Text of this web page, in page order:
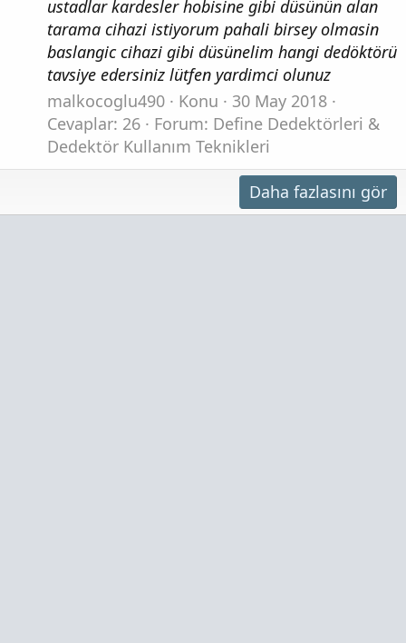
ustadlar kardesler hobisine gibi düsünün alan
tarama cihazi istiyorum pahali birsey olmasin
baslangic cihazi gibi düsünelim hangi dedöktörü
tavsiye edersiniz lütfen yardimci olunuz
malkocoglu490
Konu
30 May 2018
Cevaplar: 26
Forum: Define Dedektörleri &
Dedektör Kullanım Teknikleri
Daha fazlasını gör